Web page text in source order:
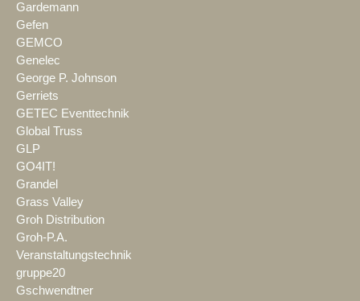
Gardemann
Gefen
GEMCO
Genelec
George P. Johnson
Gerriets
GETEC Eventtechnik
Global Truss
GLP
GO4IT!
Grandel
Grass Valley
Groh Distribution
Groh-P.A.
Veranstaltungstechnik
gruppe20
Gschwendtner